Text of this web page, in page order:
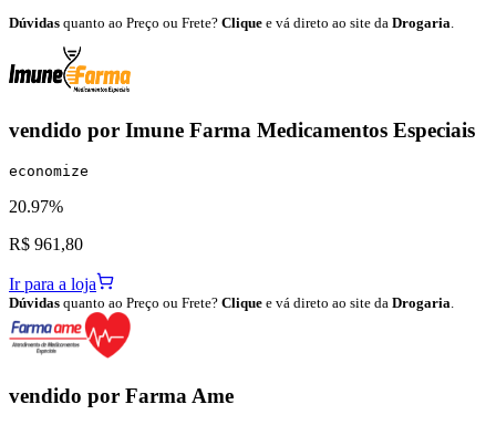
Dúvidas quanto ao Preço ou Frete? Clique e vá direto ao site da Drogaria
vendido por Imune Farma Medicamentos Especiais
economize
20.97%
R$ 961,80
Ir para a loja
Dúvidas quanto ao Preço ou Frete? Clique e vá direto ao site da Drogaria.
vendido por Farma Ame